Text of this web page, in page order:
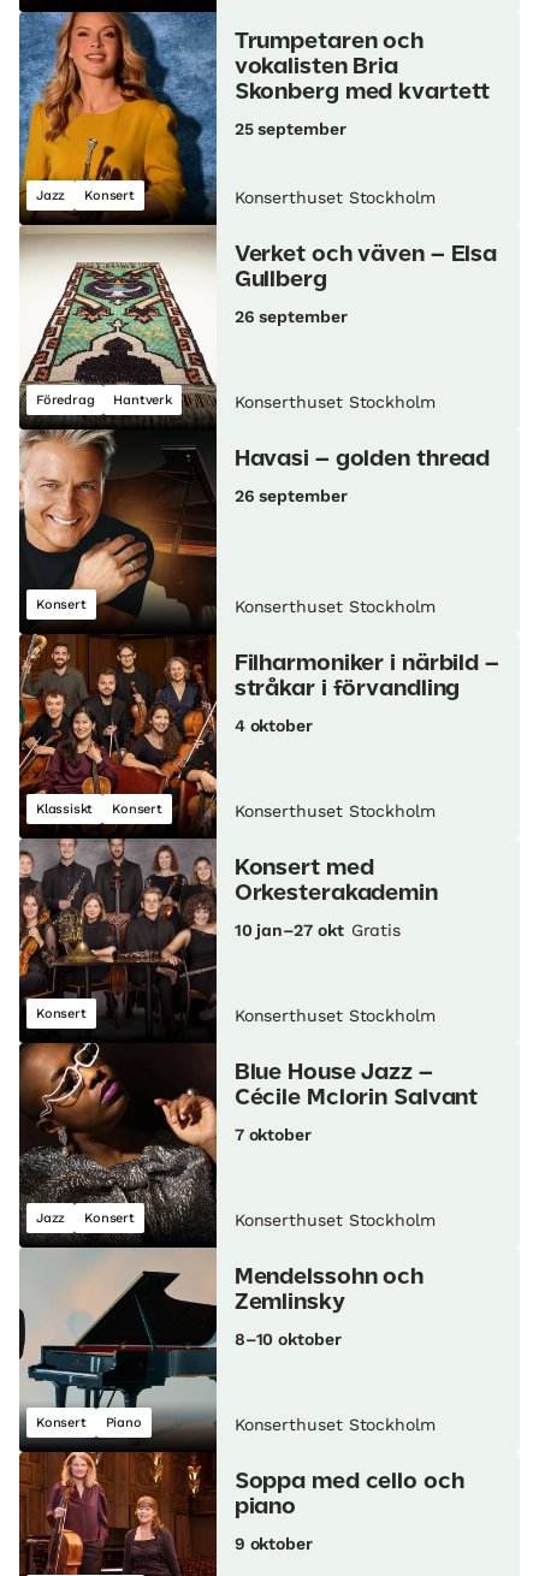
Jazz Konsert
Trumpetaren och
vokalisten Bria
Skonberg med kvartett
25 september
Konserthuset Stockholm
Föredrag Hantverk
Verket och väven – Elsa
Gullberg
26 september
Konserthuset Stockholm
Konsert
Havasi – golden thread
26 september
Konserthuset Stockholm
Klassiskt Konsert
Filharmoniker i närbild –
stråkar i förvandling
4 oktober
Konserthuset Stockholm
Konsert
Konsert med
Orkesterakademin
10 jan–27 okt Gratis
Konserthuset Stockholm
Jazz Konsert
Blue House Jazz –
Cécile Mclorin Salvant
7 oktober
Konserthuset Stockholm
Konsert Piano
Mendelssohn och
Zemlinsky
8–10 oktober
Konserthuset Stockholm
Soppa med cello och
piano
9 oktober